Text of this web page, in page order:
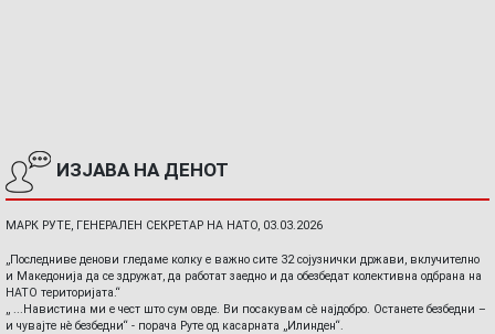
ИЗЈАВА НА ДЕНОТ
МАРК РУТЕ, ГЕНЕРАЛЕН СЕКРЕТАР НА НАТО, 03.03.2026
„Последниве денови гледаме колку е важно сите 32 сојузнички држави, вклучително
и Македонија да се здружат, да работат заедно и да обезбедат колективна одбрана на
НАТО територијата.“
„ ...Навистина ми е чест што сум овде. Ви посакувам сè најдобро. Останете безбедни –
и чувајте нè безбедни“ - порача Руте од касарната „Илинден“.